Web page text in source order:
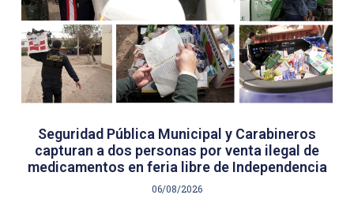
Seguridad Pública Municipal y Carabineros
capturan a dos personas por venta ilegal de
medicamentos en feria libre de Independencia
06/08/2026